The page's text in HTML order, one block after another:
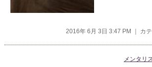
2016年 6月 3日 3:47 PM ｜ カ
メンタリ